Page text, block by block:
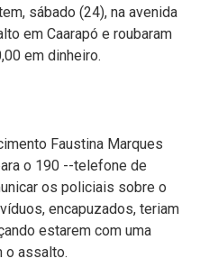
sábado (24), na avenida
em Caarapó e roubaram
em dinheiro.
Faustina Marques
o 190 --telefone de
os policiais sobre o
encapuzados, teriam
estarem com uma
o assalto.